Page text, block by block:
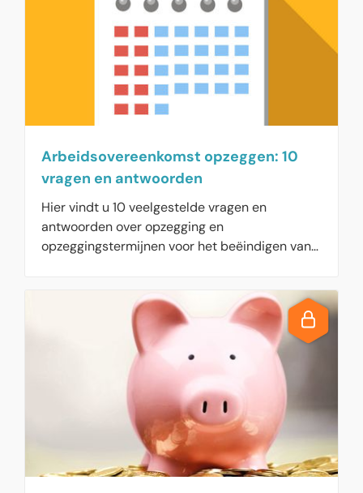
Arbeidsovereenkomst opzeggen: 10
vragen en antwoorden
Hier vindt u 10 veelgestelde vragen en
antwoorden over opzegging en
opzeggingstermijnen voor het beëindigen van